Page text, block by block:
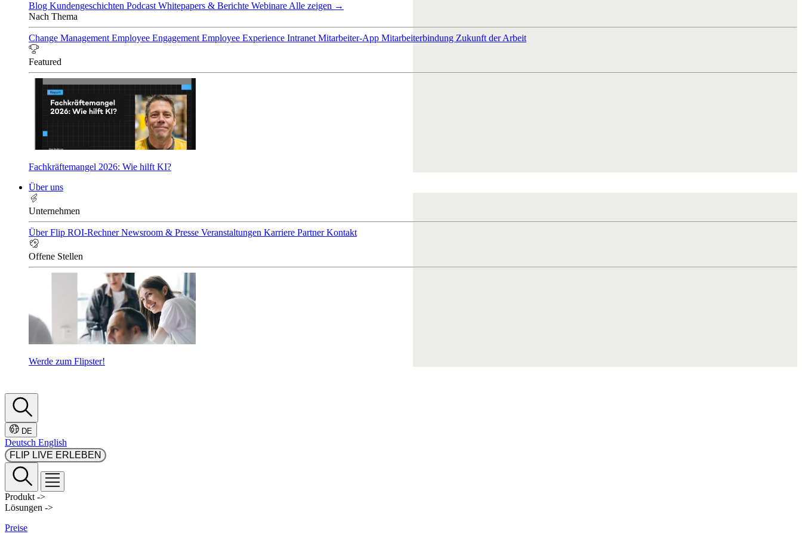
Blog Kundengeschichten Podcast Whitepapers & Berichte Webinare Alle zeigen →
Nach Thema
Change Management Employee Engagement Employee Experience Intranet Mitarbeiter-App Mitarbeiterbindung Zukunft der Arbeit
Featured
Fachkräftemangel 2026: Wie hilft KI?
Über uns
Unternehmen
Über Flip ROI-RechnerNewsroom & Presse Veranstaltungen Karriere PartnerKontakt
Offene Stellen
Werde zum Flipster!
DE
Deutsch English
FLIP LIVE ERLEBEN
Produkt ->
Lösungen ->
Preise